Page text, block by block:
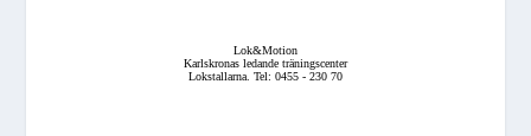
Lok&Motion
Karlskronas ledande träningscenter
Lokstallarna. Tel: 0455 - 230 70